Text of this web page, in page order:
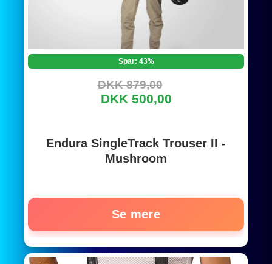
Spar: 43%
DKK 879,00
DKK 500,00
Endura SingleTrack Trouser II -
Mushroom
Se mere